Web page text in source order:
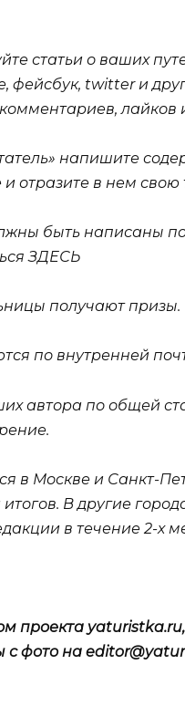
статьи о ваших
фейсбук, twitter и
лайков
напишите
отразите в нем свою
быть написаны
ЗДЕСЬ
получают призы.
по внутренней
автора по общей
в Москве и Санкт-
В другие
в течение 2-х
проекта
с фото на